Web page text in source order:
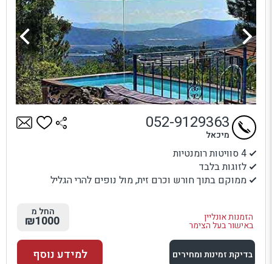
4 סוויטות רומנטיות
לזוגות בלבד
ממוקם בתוך חורש וכרם זית, מול נופים להרי הגליל
הזמנות אונליין
באישור בעל הצימר
052-9129363
מיכאל
החל מ
₪1000
בדיקת זמינות ומחירים למידע נוסף